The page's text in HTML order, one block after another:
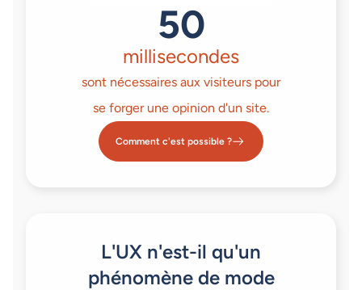
50
millisecondes
sont nécessaires aux visiteurs pour
se forger une opinion d'un site.
Comment c'est possible ?
L'UX n'est-il qu'un
phénomène de mode